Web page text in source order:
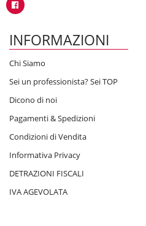
INFORMAZIONI
Chi Siamo
Sei un professionista? Sei TOP
Dicono di noi
Pagamenti & Spedizioni
Condizioni di Vendita
Informativa Privacy
DETRAZIONI FISCALI
IVA AGEVOLATA